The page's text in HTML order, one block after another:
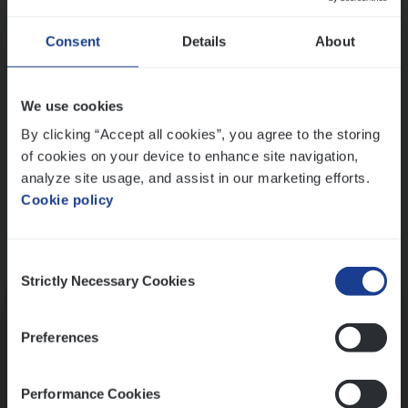
Consent Details About
We use cookies
By clicking “Accept all cookies”, you agree to the storing
of cookies on your device to enhance site navigation,
analyze site usage, and assist in our marketing efforts.
Cookie policy
Selection
Strictly Necessary Cookies
Preferences
Performance Cookies
Ons sollicitatieproces